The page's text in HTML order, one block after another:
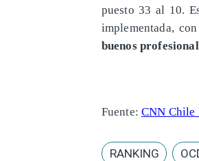
puesto 33 al 10.
implementada,
buenos
Fuente:CNN Chile
RANKING